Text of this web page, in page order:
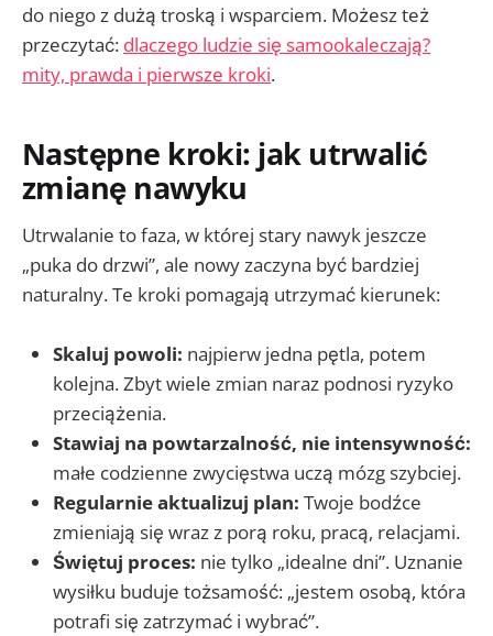
do niego z dużą troską i wsparciem. Możesz też
przeczytać: dlaczego ludzie się samookaleczają?
mity, prawda i pierwsze kroki.
Następne kroki: jak utrwalić
zmianę nawyku
Utrwalanie to faza, w której stary nawyk jeszcze
„puka do drzwi”, ale nowy zaczyna być bardziej
naturalny. Te kroki pomagają utrzymać kierunek:
Skaluj powoli: najpierw jedna pętla, potem
kolejna. Zbyt wiele zmian naraz podnosi ryzyko
przeciążenia.
Stawiaj na powtarzalność, nie intensywność:
małe codzienne zwycięstwa uczą mózg szybciej.
Regularnie aktualizuj plan: Twoje bodźce
zmieniają się wraz z porą roku, pracą, relacjami.
Świętuj proces: nie tylko „idealne dni”. Uznanie
wysiłku buduje tożsamość: „jestem osobą, która
potrafi się zatrzymać i wybrać”.